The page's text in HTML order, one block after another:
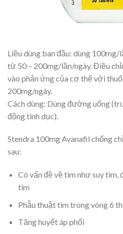
Liều dùng ban đầu: dùng 100mg/
từ 50 – 200mg/lần/ngày. Điều
vào phản ứng của cơ thể với
200mg/ngày.
Cách dùng: Dùng đường uống
động tình dục).
Stendra 100mg Avanafil chống
sau:
Có vấn đề về tim như suy tim,
tim
Phẫu thuật tim trong vòng 6
Tăng huyết áp phổi